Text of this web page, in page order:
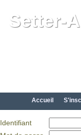
Setter-
Accueil
Identifiant